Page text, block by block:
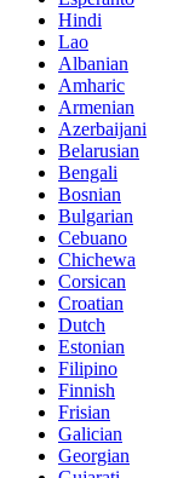
Hindi
Lao
Albanian
Amharic
Armenian
Azerbaijani
Belarusian
Bengali
Bosnian
Bulgarian
Cebuano
Chichewa
Corsican
Croatian
Dutch
Estonian
Filipino
Finnish
Frisian
Galician
Georgian